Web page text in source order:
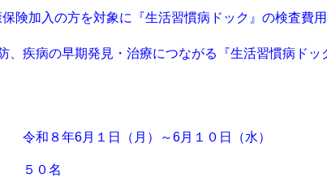
険加入の方を対象に『生活習慣病ドック』の検査費
、疾病の早期発見・治療につながる『生活習慣病ドッ
和８年6月１日（月）～6月１０日（水）
０名